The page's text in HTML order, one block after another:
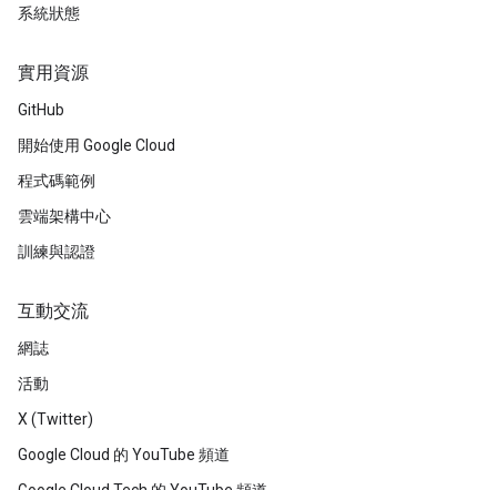
系統狀態
實用資源
GitHub
開始使用 Google Cloud
程式碼範例
雲端架構中心
訓練與認證
互動交流
網誌
活動
X (Twitter)
Google Cloud 的 YouTube 頻道